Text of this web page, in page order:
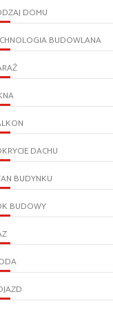
DOMU
BUDOWLANA
DACHU
BUDYNKU
BUDOWY